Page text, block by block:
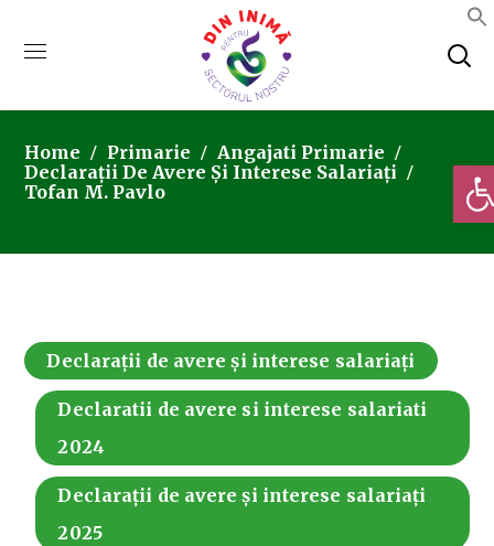
Home Primarie
Angajati Primarie
Declarații De Avere Și Interese Salariați
Tofan M. Pavlo
Declarații de avere și interese salariați
Declaratii de avere si interese salariati
2024
Declarații de avere și interese salariați
2025